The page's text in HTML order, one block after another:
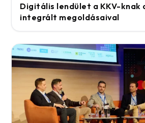
Digitális lendület a KKV-knak
integrált megoldásaival